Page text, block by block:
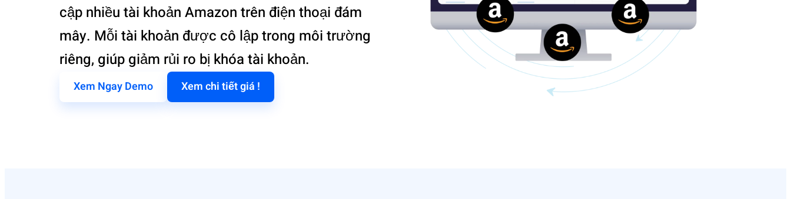
cập nhiều tài khoản Amazon trên điện thoại đám
mây. Mỗi tài khoản được cô lập trong môi trường
riêng, giúp giảm rủi ro bị khóa tài khoản.
Xem Ngay Demo Xem chi tiết giá !